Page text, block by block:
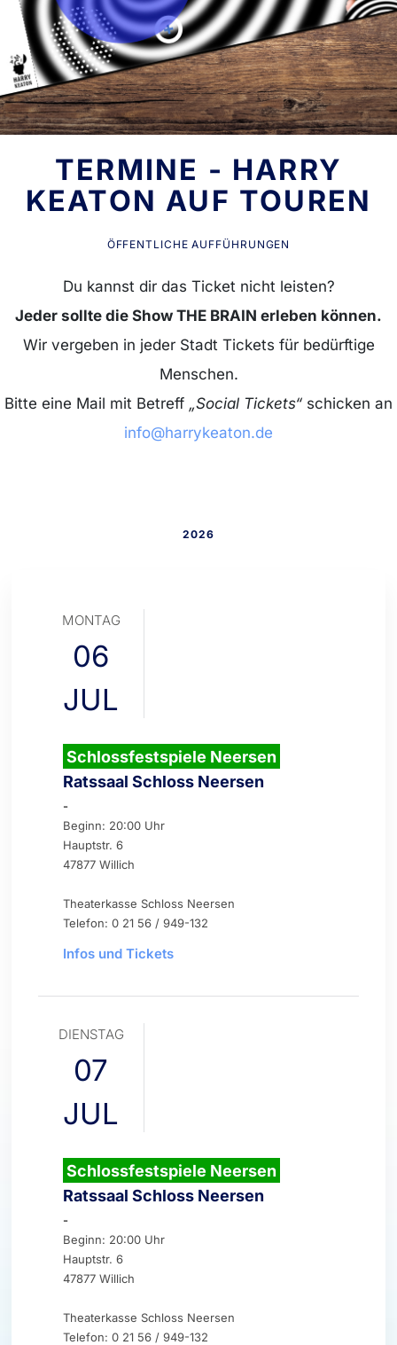
TERMINE - HARRY
KEATON AUF TOUREN
ÖFFENTLICHE AUFFÜHRUNGEN
Du kannst dir das Ticket nicht leisten?
Jeder sollte die Show THE BRAIN erleben können.
Wir vergeben in jeder Stadt Tickets für bedürftige
Menschen.
Bitte eine Mail mit Betreff „Social Tickets“ schicken an
info@harrykeaton.de
2026
MONTAG
06
JUL
Schlossfestspiele Neersen
Ratssaal Schloss Neersen
-
Beginn: 20:00 Uhr
Hauptstr. 6
47877 Willich
Theaterkasse Schloss Neersen
Telefon: 0 21 56 / 949-132
Infos und Tickets
DIENSTAG
07
JUL
Schlossfestspiele Neersen
Ratssaal Schloss Neersen
-
Beginn: 20:00 Uhr
Hauptstr. 6
47877 Willich
Theaterkasse Schloss Neersen
Telefon: 0 21 56 / 949-132